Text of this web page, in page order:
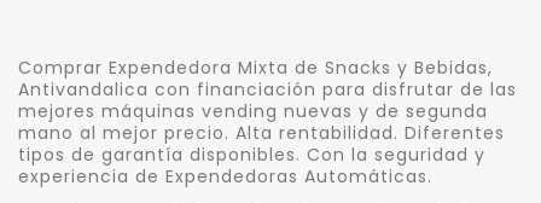
Comprar Expendedora Mixta de Snacks y Bebidas,
Antivandalica con financiación para disfrutar de las
mejores máquinas vending nuevas y de segunda
mano al mejor precio. Alta rentabilidad. Diferentes
tipos de garantía disponibles. Con la seguridad y
experiencia de Expendedoras Automáticas.